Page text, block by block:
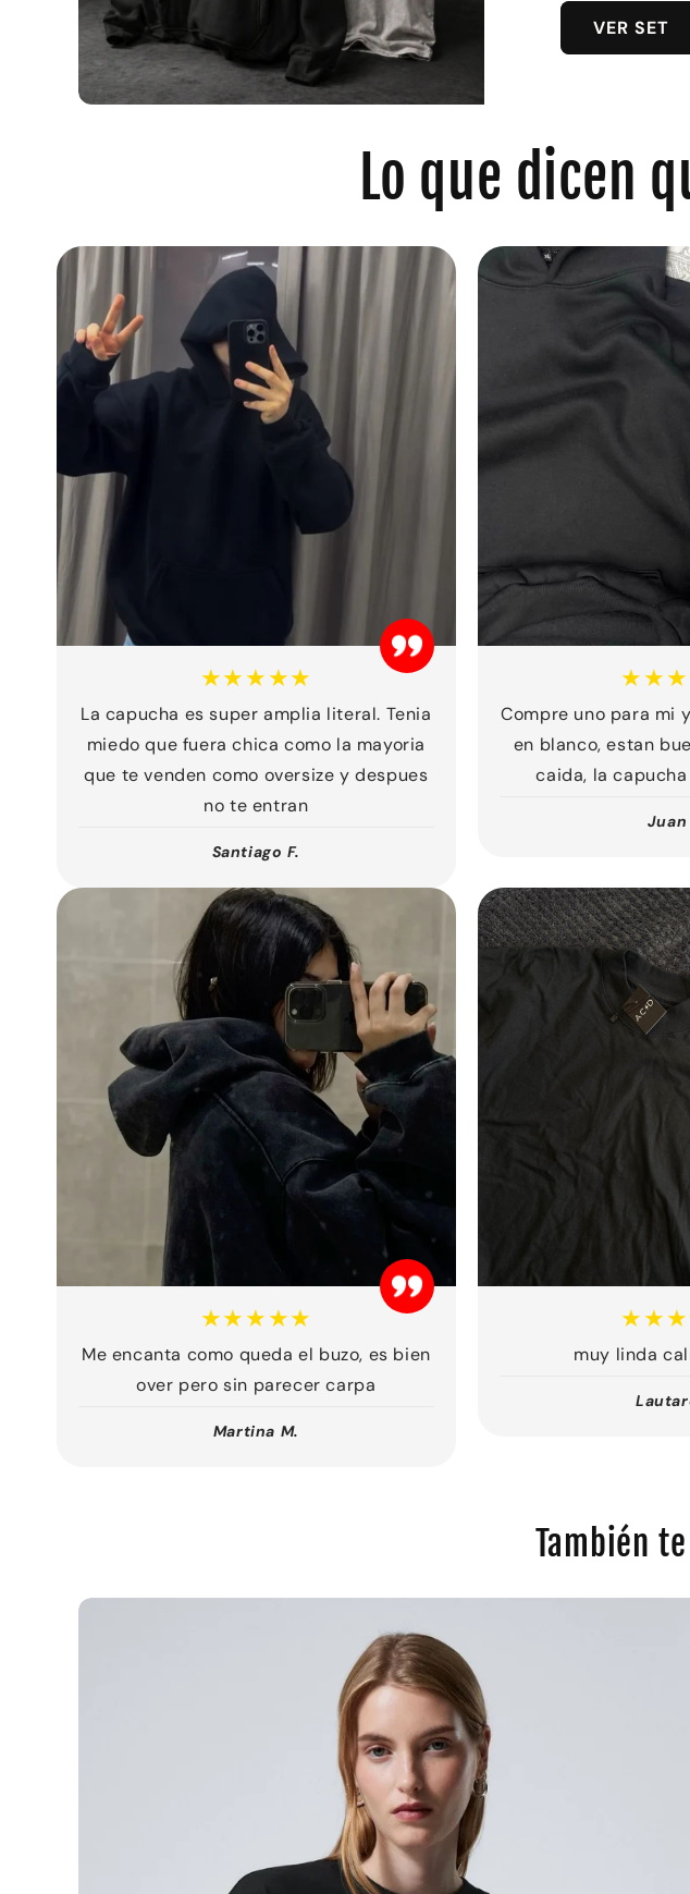
VER SET
Lo que dicen
★★★★★
La capucha es super amplia literal. Tenia
miedo que fuera chica como la mayoria
que te venden como oversize y despues
no te entran
Santiago F.
Compre uno para mi
en blanco, estan
caida, la
Juan
★★★★★
Me encanta como queda el buzo, es bien
over pero sin parecer carpa
Martina M.
muy linda
También